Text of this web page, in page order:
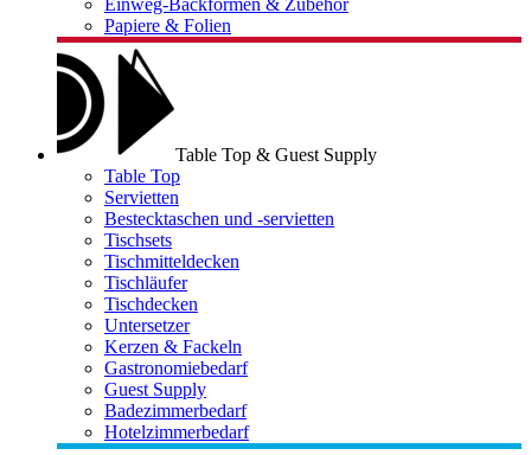
Einweg-Backformen & Zubehör
Papiere & Folien
Table Top & Guest Supply
Table Top
Servietten
Bestecktaschen und -servietten
Tischsets
Tischmitteldecken
Tischläufer
Tischdecken
Untersetzer
Kerzen & Fackeln
Gastronomiebedarf
Guest Supply
Badezimmerbedarf
Hotelzimmerbedarf